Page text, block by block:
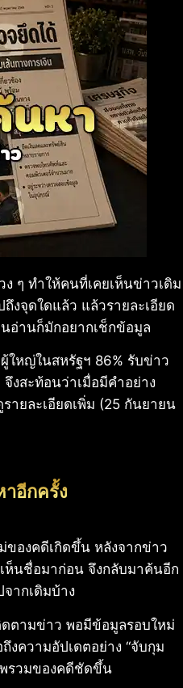
ๆ ทำให้คนที่เคยเห็นข่าวเดิม
จุดใดแล้ว แล้วรายละเอียด
อ่านก็มักอยากเช็กข้อมูล
ใหญ่ในสหรัฐฯ 86% รับข่าว
งสะท้อนว่าเมื่อมีคำอย่าง
ายละเอียดเพิ่ม (25 กันยายน
อีกครั้ง
องคดีเกิดขึ้น หลังจากข่าว
ห็นชื่อมาก่อน จึงกลับมาค้นอีก
ากเดิมบ้าง
ตามข่าว พอมีข้อมูลรอบใหม่
ความอัปเดตอย่าง “จับกุม
พรวมของคดีชัดขึ้น